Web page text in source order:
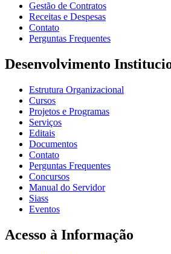
Gestão de Contratos
Receitas e Despesas
Contato
Perguntas Frequentes
Desenvolvimento
Estrutura Organizacional
Cursos
Projetos e Programas
Serviços
Editais
Documentos
Contato
Perguntas Frequentes
Concursos
Manual do Servidor
Siass
Eventos
Acesso à Informação